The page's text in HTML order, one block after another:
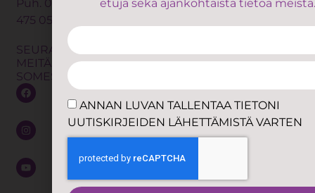
Puh. 050
475 0560
SEURAA
MEITÄ
SOMESSA
Trauma
Kalevalainen
jäsenkorjaus
oppaat
Yhteystiedot
Anna
palautetta
Jätä
VARTEN
etuja sekä ajankohtaista tietoa
ANNAN LUVAN TALLENTAA TIETONI
UUTISKIRJEIDEN LÄHETTÄMISTÄ VARTEN